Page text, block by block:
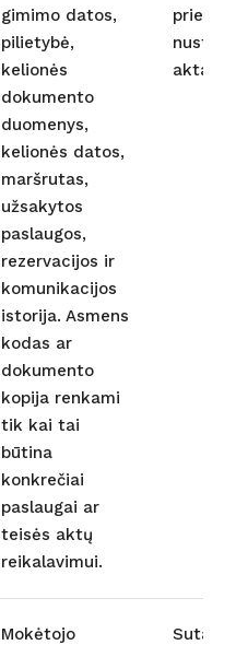
gimimo datos,
pilietybė,
kelionės
dokumento
duomenys,
kelionės datos,
maršrutas,
užsakytos
paslaugos,
rezervacijos ir
komunikacijos
istorija. Asmens
kodas ar
dokumento
kopija renkami
tik kai tai
būtina
konkrečiai
paslaugai ar
teisės aktų
reikalavimui.
aktai.
Mokėtojo